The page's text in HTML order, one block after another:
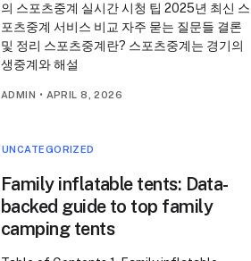
의 스포츠중계 실시간 시청 팁 2025년 최신 스
포츠중계 서비스 비교 자주 묻는 질문들 결론
및 정리 스포츠중계란? 스포츠중계는 경기의
생중계와 해설
ADMIN • APRIL 8, 2026
UNCATEGORIZED
Family inflatable tents: Data-
backed guide to top family
camping tents